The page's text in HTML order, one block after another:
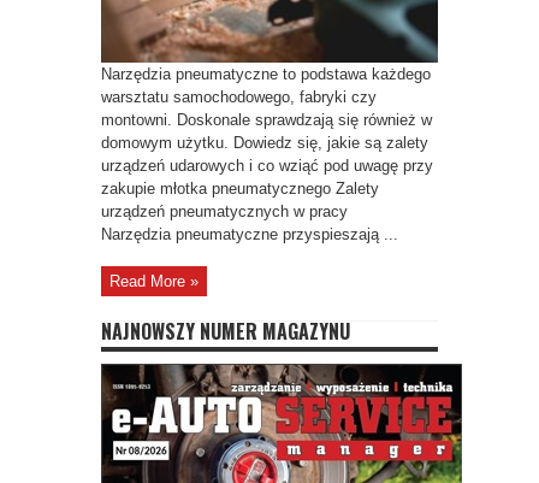
Narzędzia pneumatyczne to podstawa każdego
warsztatu samochodowego, fabryki czy
montowni. Doskonale sprawdzają się również w
domowym użytku. Dowiedz się, jakie są zalety
urządzeń udarowych i co wziąć pod uwagę przy
zakupie młotka pneumatycznego Zalety
urządzeń pneumatycznych w pracy
Narzędzia pneumatyczne przyspieszają ...
Read More »
NAJNOWSZY NUMER MAGAZYNU